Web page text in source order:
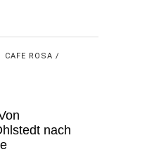
CAFE ROSA
nach